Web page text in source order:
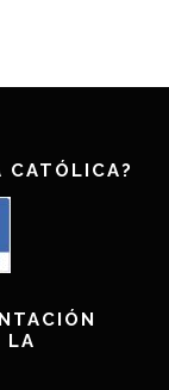
CATÓLICA?
LA